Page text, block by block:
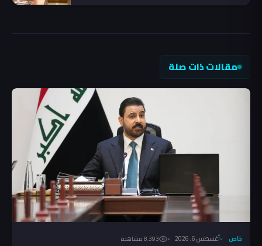
مقالات ذات صلة
خاص أغسطس 6, 2026 8٬393 مشاهدة